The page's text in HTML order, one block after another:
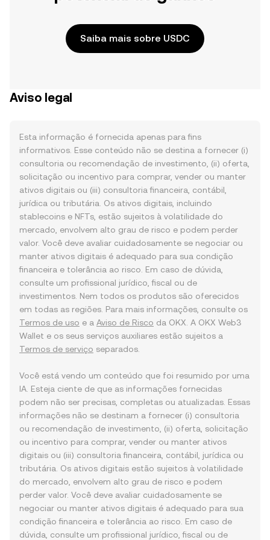
Saiba mais sobre USDC
Aviso legal
Esta informação é fornecida apenas para fins
informativos. Esse conteúdo não se destina a fornecer (i)
consultoria ou recomendação de investimento, (ii) oferta,
solicitação ou incentivo para comprar, vender ou manter
ativos digitais ou (iii) consultoria financeira, contábil,
jurídica ou tributária. Os ativos digitais, incluindo
stablecoins e NFTs, estão sujeitos à volatilidade do
mercado, envolvem alto grau de risco e podem perder
valor. Você deve avaliar cuidadosamente se negociar ou
manter ativos digitais é adequado para sua condição
financeira e tolerância ao risco. Em caso de dúvida,
consulte um profissional jurídico, fiscal ou de
investimentos. Nem todos os produtos são oferecidos
em todas as regiões. Para mais informações, consulte os
Termos de uso e a Aviso de Risco da OKX. A OKX Web3
Wallet e os seus serviços auxiliares estão sujeitos a
Termos de serviço separados.
Você está vendo um conteúdo que foi resumido por uma
IA. Esteja ciente de que as informações fornecidas
podem não ser precisas, completas ou atualizadas. Essas
informações não se destinam a fornecer (i) consultoria
ou recomendação de investimento, (ii) oferta, solicitação
ou incentivo para comprar, vender ou manter ativos
digitais ou (iii) consultoria financeira, contábil, jurídica ou
tributária. Os ativos digitais estão sujeitos à volatilidade
do mercado, envolvem alto grau de risco e podem
perder valor. Você deve avaliar cuidadosamente se
negociar ou manter ativos digitais é adequado para sua
condição financeira e tolerância ao risco. Em caso de
dúvida, consulte um profissional jurídico, fiscal ou de